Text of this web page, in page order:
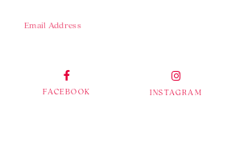
FACEBOOK INSTAGRAM